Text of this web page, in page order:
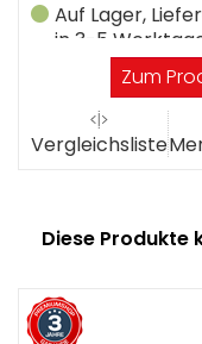
Auf Lager,
in 3-5
Zum
Vergleichsliste
Diese Produkte